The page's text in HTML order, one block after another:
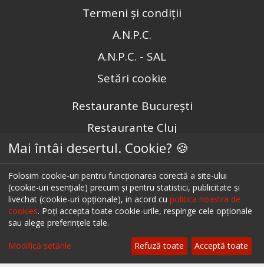
Termeni și condiții
A.N.P.C.
A.N.P.C. - SAL
Setări cookie
Restaurante București
Restaurante Cluj
Restaurante Timișoara
Restaurante Brașov
Restaurante Iași
Restaurante Sibiu
Restaurante Valea Prahovei
Restaurante Litoral
Mai întâi desertul. Cookie? 🍪
Folosim cookie-uri pentru funcționarea corectă a site-ului
(cookie-uri esențiale) precum și pentru statistici, publicitate și
livechat (cookie-uri opționale), in acord cu politica noastra de
cookies. Poți accepta toate cookie-urile, respinge cele opționale
sau alege preferințele tale.
Modifică setările Refuză toate Acceptă toate